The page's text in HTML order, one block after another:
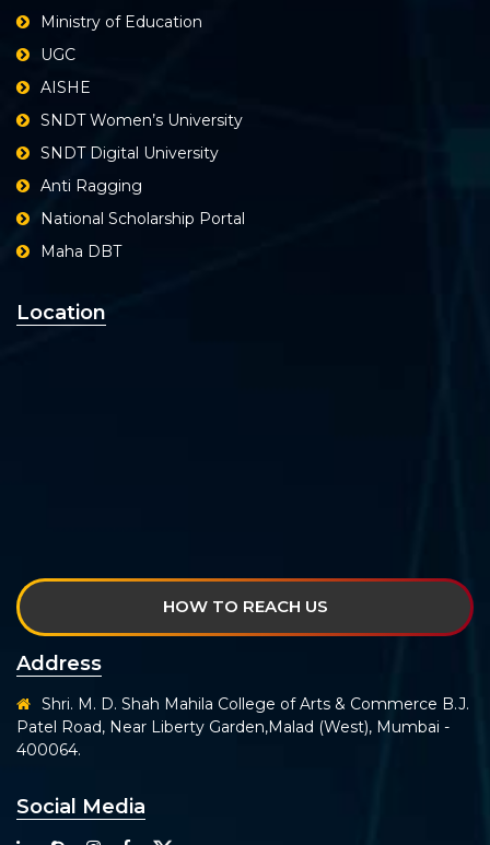
Ministry of Education
UGC
AISHE
SNDT Women’s University
SNDT Digital University
Anti Ragging
National Scholarship Portal
Maha DBT
Location
HOW TO REACH US
Address
Shri. M. D. Shah Mahila College of Arts & Commerce B.J.
Patel Road, Near Liberty Garden,Malad (West), Mumbai -
400064.
Social Media